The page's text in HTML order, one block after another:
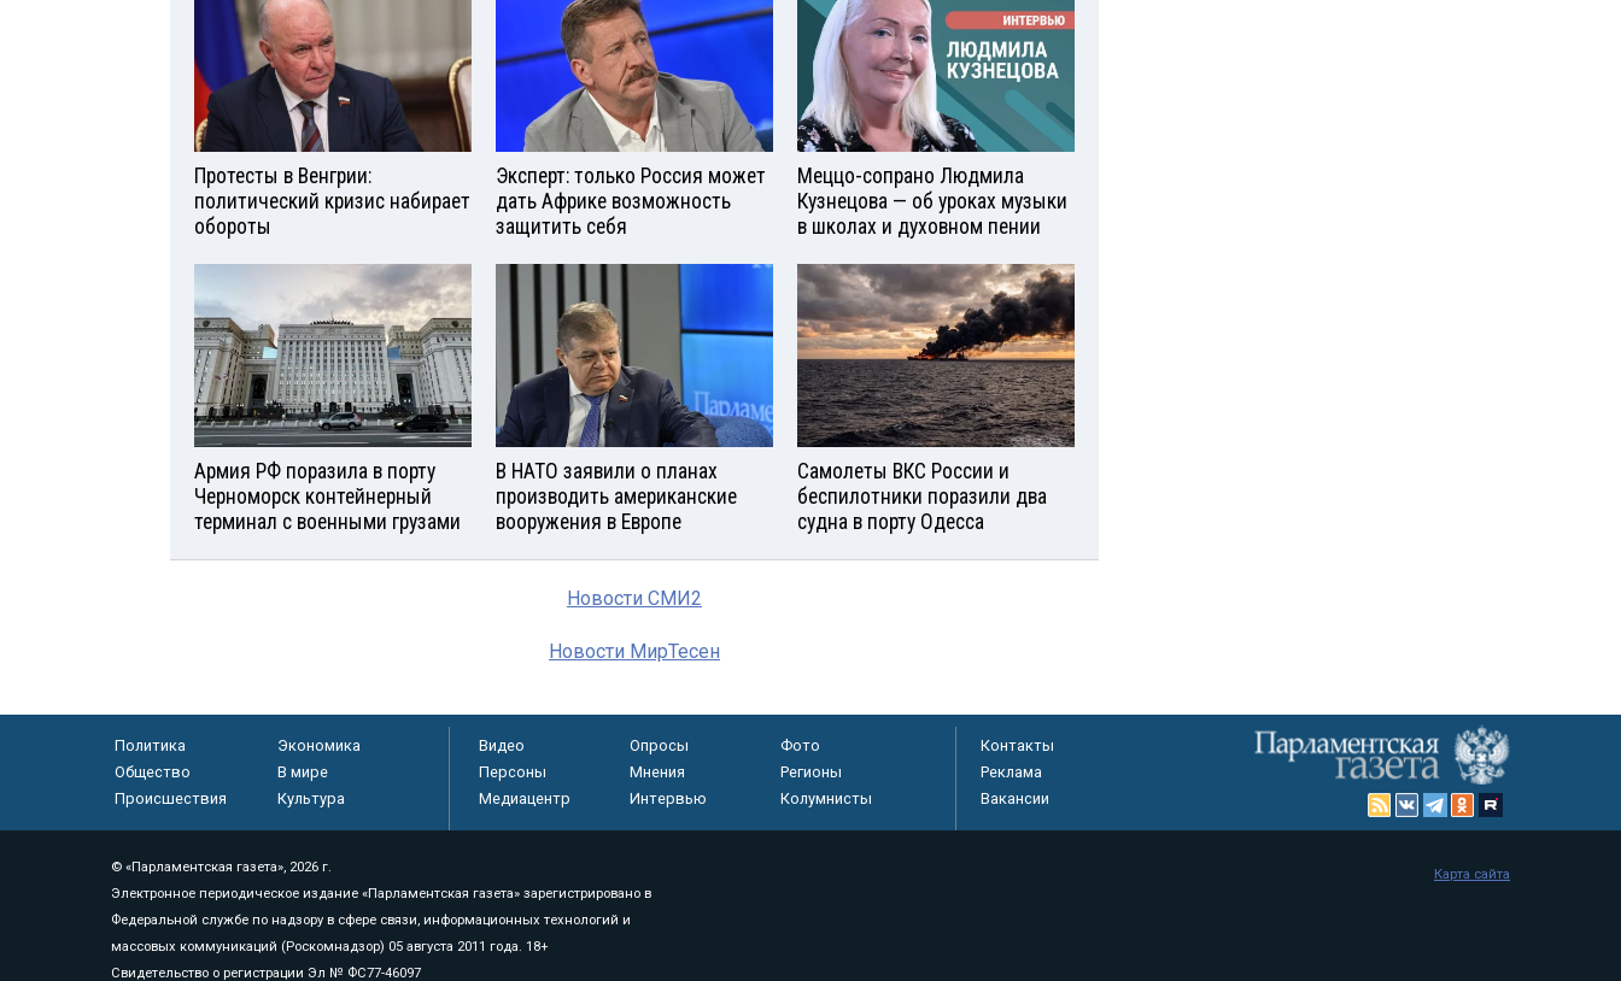
Протесты в Венгрии:
политический кризис набирает
обороты
Эксперт: только Россия может
дать Африке возможность
защитить себя
Меццо-сопрано Людмила
Кузнецова — об уроках музыки
в школах и духовном пении
Армия РФ поразила в порту
Черноморск контейнерный
терминал с военными грузами
В НАТО заявили о планах
производить американские
вооружения в Европе
Самолеты ВКС России и
беспилотники поразили два
судна в порту Одесса
Новости СМИ2
Новости МирТесен
Политика
Экономика
Общество
В мире
Происшествия
Культура
Видео Опросы
Фото
Персоны
Мнения
Регионы
Медиацентр
Интервью Колумнисты
Контакты
Реклама
Вакансии
© «Парламентская газета», 2026 г.
Электронное периодическое издание «Парламентская газета» зарегистрировано в
Федеральной службе по надзору в сфере связи, информационных технологий и
массовых коммуникаций (Роскомнадзор) 05 августа 2011 года. 18+
Свидетельство о регистрации Эл № ФС77-46097
Карта сайта